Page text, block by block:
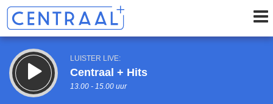
LUISTER LIVE:
Centraal + Hits
13.00 - 15.00 uur